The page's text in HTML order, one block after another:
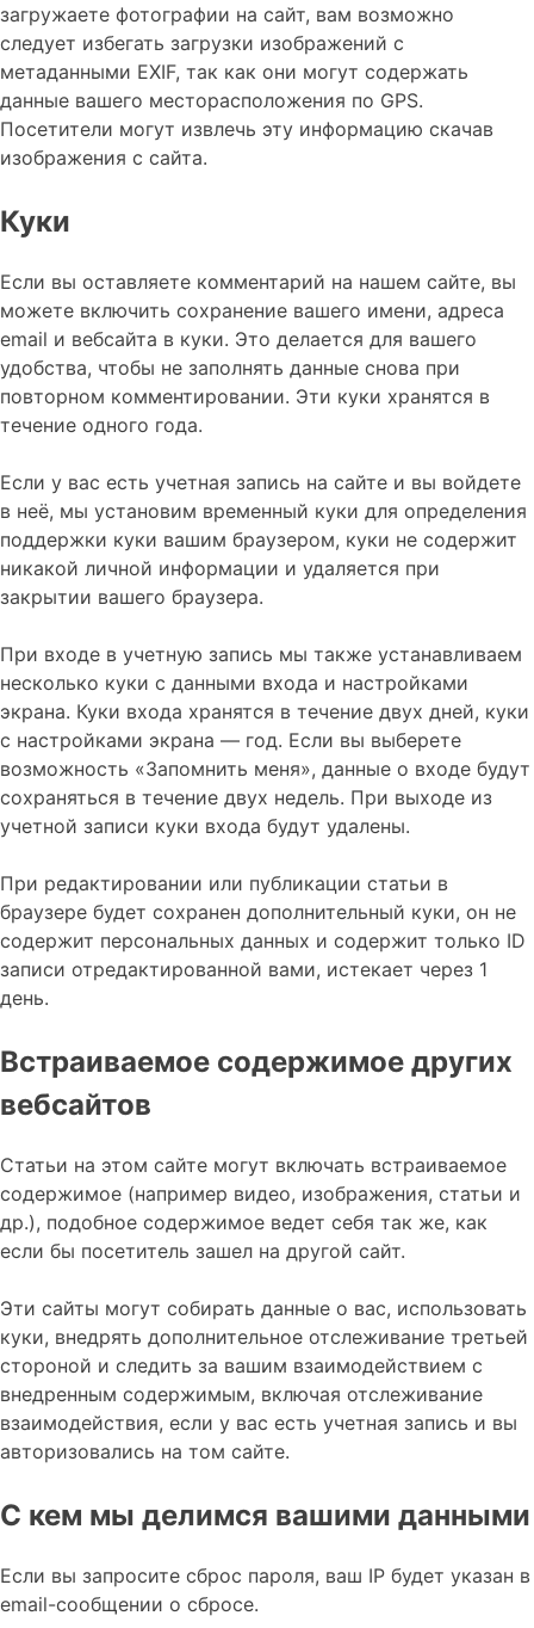
загружаете фотографии на сайт, вам возможно
следует избегать загрузки изображений с
метаданными EXIF, так как они могут содержать
данные вашего месторасположения по GPS.
Посетители могут извлечь эту информацию скачав
изображения с сайта.
Куки
Если вы оставляете комментарий на нашем сайте, вы
можете включить сохранение вашего имени, адреса
email и вебсайта в куки. Это делается для вашего
удобства, чтобы не заполнять данные снова при
повторном комментировании. Эти куки хранятся в
течение одного года.
Если у вас есть учетная запись на сайте и вы войдете
в неё, мы установим временный куки для определения
поддержки куки вашим браузером, куки не содержит
никакой личной информации и удаляется при
закрытии вашего браузера.
При входе в учетную запись мы также устанавливаем
несколько куки с данными входа и настройками
экрана. Куки входа хранятся в течение двух дней, куки
с настройками экрана — год. Если вы выберете
возможность «Запомнить меня», данные о входе будут
сохраняться в течение двух недель. При выходе из
учетной записи куки входа будут удалены.
При редактировании или публикации статьи в
браузере будет сохранен дополнительный куки, он не
содержит персональных данных и содержит только ID
записи отредактированной вами, истекает через 1
день.
Встраиваемое содержимое других
вебсайтов
Статьи на этом сайте могут включать встраиваемое
содержимое (например видео, изображения, статьи и
др.), подобное содержимое ведет себя так же, как
если бы посетитель зашел на другой сайт.
Эти сайты могут собирать данные о вас, использовать
куки, внедрять дополнительное отслеживание третьей
стороной и следить за вашим взаимодействием с
внедренным содержимым, включая отслеживание
взаимодействия, если у вас есть учетная запись и вы
авторизовались на том сайте.
С кем мы делимся вашими данными
Если вы запросите сброс пароля, ваш IP будет указан в
email-сообщении о сбросе.